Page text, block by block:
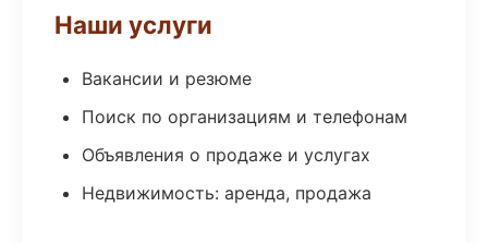
Наши услуги
Вакансии и резюме
Поиск по организациям и телефонам
Объявления о продаже и услугах
Недвижимость: аренда, продажа